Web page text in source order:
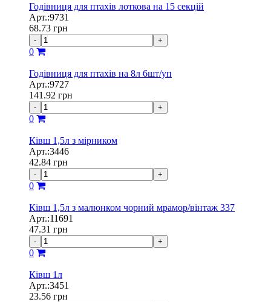
Годівниця для птахів лоткова на 15 секцій
Арт.:9731
68.73 грн
- +
0
Годівниця для птахів на 8л 6шт/уп
Арт.:9727
141.92 грн
- +
0
Ківш 1,5л з мірником
Арт.:3446
42.84 грн
- +
0
Ківш 1,5л з малюнком чорний мрамор/вінтаж 337
Арт.:11691
47.31 грн
- +
0
Ківш 1л
Арт.:3451
23.56 грн